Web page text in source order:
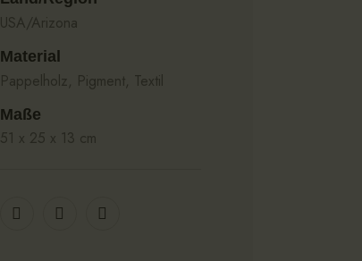
USA/Arizona
Material
Pappelholz, Pigment, Textil
Maße
51 x 25 x 13 cm